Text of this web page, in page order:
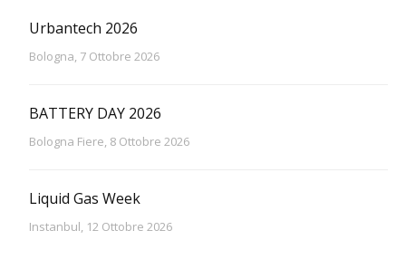
Urbantech 2026
Bologna, 7 Ottobre 2026
BATTERY DAY 2026
Bologna Fiere, 8 Ottobre 2026
Liquid Gas Week
Instanbul, 12 Ottobre 2026